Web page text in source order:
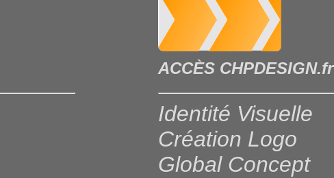
ACCÈS CHPDESIGN.fr
Identité Visuelle
Création Logo
Global Concept